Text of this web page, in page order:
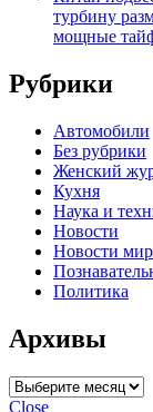
турбину
мощные
Рубрики
Автомобили
Без рубрики
Женский
Кухня
Наука и
Новости
Новости
Политика
Архивы
Архивы
Close